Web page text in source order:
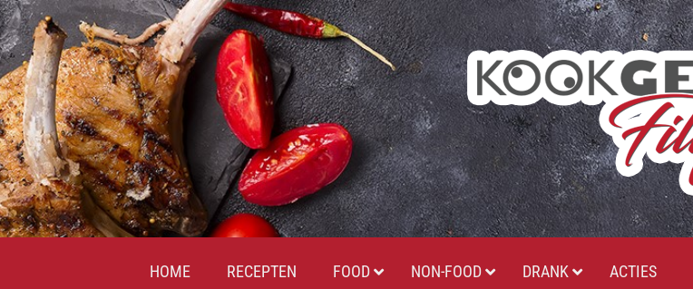
HOME RECEPTEN FOOD NON-FOOD DRANK ACTIES